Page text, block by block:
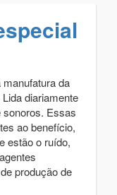
da
diariamente
Essas
ao benefício,
estão o ruído,
produção de